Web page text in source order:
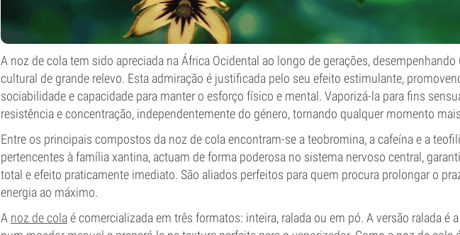
A noz de cola tem sido apreciada na África Ocidental ao longo de gerações,
cultural de grande relevo. Esta admiração é justificada pelo seu efeito estimulante,
sociabilidade e capacidade para manter o esforço físico e mental. Vaporizá-la para fins
resistência e concentração, independentemente do género, tornando qualquer momento
Entre os principais compostos da noz de cola encontram-se a teobromina, a cafeína e a
pertencentes à família xantina, actuam de forma poderosa no sistema nervoso central,
total e efeito praticamente imediato. São aliados perfeitos para quem procura prolongar o
energia ao máximo.
A noz de colaé comercializada em três formatos: inteira, ralada ou em pó. A versão ralada é